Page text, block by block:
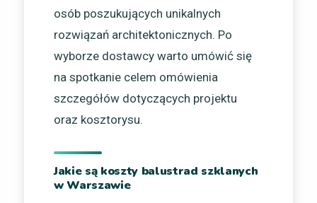
osób poszukujących unikalnych
rozwiązań architektonicznych. Po
wyborze dostawcy warto umówić się
na spotkanie celem omówienia
szczegółów dotyczących projektu
oraz kosztorysu.
Jakie są koszty balustrad szklanych
w Warszawie